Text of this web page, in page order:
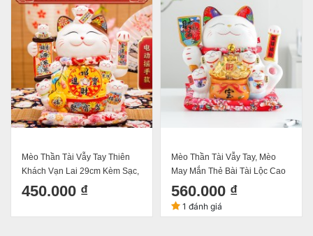
Mèo Thần Tài Vẫy Tay, Mèo
May Mắn Thẻ Bài Tài Lộc Cao
26cm Kèm Sạc, Hộp Đẹp Và
Thảm Hoa
560.000 ₫
Mèo Thần Tài Vẫy Tay, Mèo
May Mắn Maneki Neko Thiên
Khách Vạn Lai 19cm Kèm Đệm
Và Hộp Đẹp
330.000 ₫